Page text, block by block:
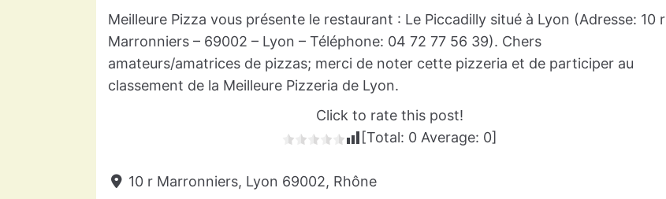
Meilleure Pizza vous présente le restaurant : Le Piccadilly situé à Lyon (Adresse: 10 r
Marronniers – 69002 – Lyon – Téléphone: 04 72 77 56 39). Chers
amateurs/amatrices de pizzas; merci de noter cette pizzeria et de participer au
classement de la Meilleure Pizzeria de Lyon.
Click to rate this post!
[Total: 0 Average: 0]
10 r Marronniers, Lyon 69002, Rhône